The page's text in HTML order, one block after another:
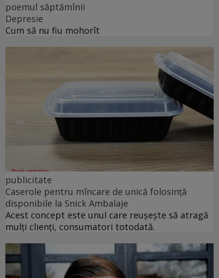
poemul săptămînii
Depresie
Cum să nu fiu mohorît
publicitate
Caserole pentru mîncare de unică folosință
disponibile la Snick Ambalaje
Acest concept este unul care reușește să atragă
mulți clienți, consumatori totodată.